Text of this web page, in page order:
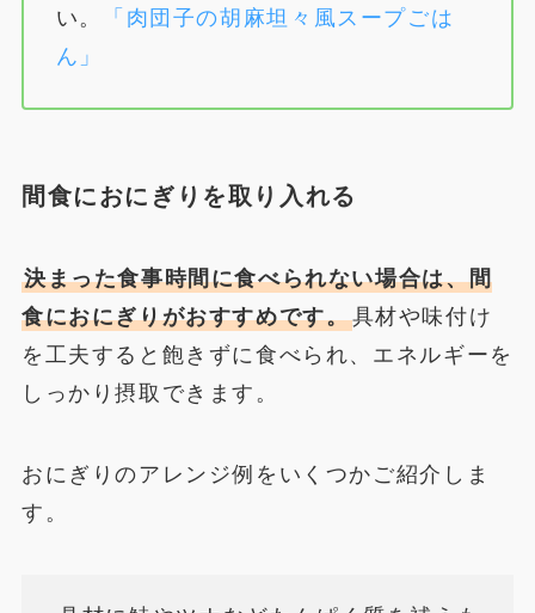
い。
「肉団子の胡麻坦々風スープごは
ん」
間食におにぎりを取り入れる
決まった食事時間に食べられない場合は、間
食におにぎりがおすすめです。具材や味付け
を工夫すると飽きずに食べられ、エネルギーを
しっかり摂取できます。
おにぎりのアレンジ例をいくつかご紹介しま
す。